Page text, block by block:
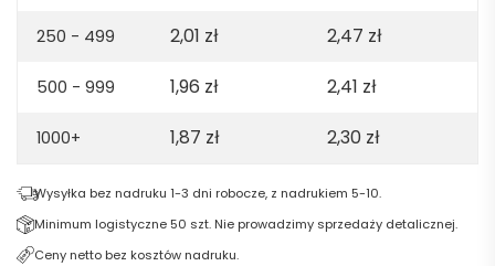
250 - 499 2,01 zł 2,47 zł
500 - 999 1,96 zł 2,41 zł
1000+ 1,87 zł 2,30 zł
Wysyłka bez nadruku 1-3 dni robocze, z nadrukiem 5-10.
Minimum logistyczne 50 szt. Nie prowadzimy sprzedaży detalicznej.
Ceny netto bez kosztów nadruku.